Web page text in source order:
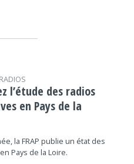
l’étude des radios
en Pays de la
la FRAP publie un état des
Pays de la Loire.